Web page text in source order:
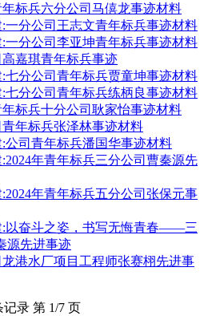
年标兵六分公司马僖龙事迹材料
一分公司王志文青年标兵事迹材料
一分公司李亚坤青年标兵事迹材料
嘉琪青年标兵事迹
七分公司青年标兵贾童坤事迹材料
七分公司青年标兵练柄良事迹材料
年标兵十分公司耿家怡事迹材料
年标兵张泽林事迹材料
公司青年标兵潘国华事迹材料
年青年标兵三分公司曹秦源先
年青年标兵五分公司张保元事
:以奋斗之姿，书写无悔青春——三
源先进事迹
港水厂项目工程师张赛栩先进事
记录 第 1/7 页